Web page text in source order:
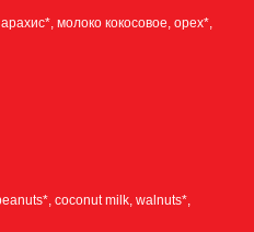
молоко кокосовое, орех*,
coconut milk, walnuts*,